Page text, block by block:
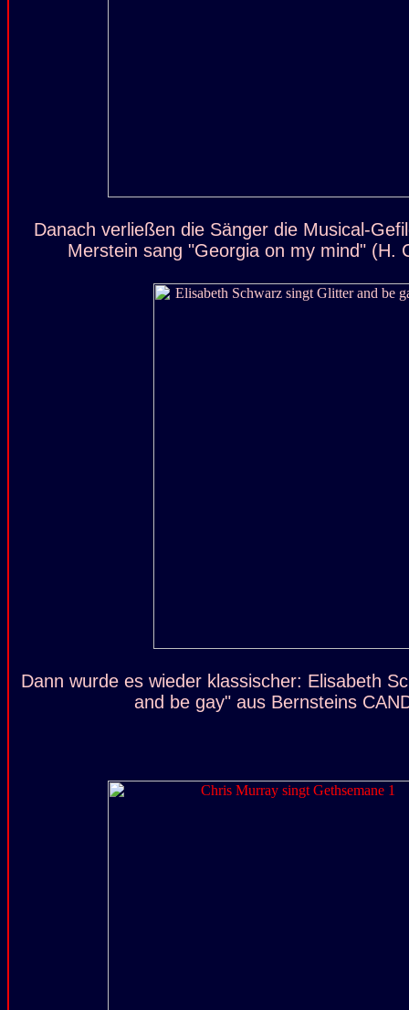
Danach verließen die Sänger die Musical-
Merstein sang "Georgia on my mind" (H.
Dann wurde es wieder klassischer: Elisabeth
and be gay" aus Bernsteins